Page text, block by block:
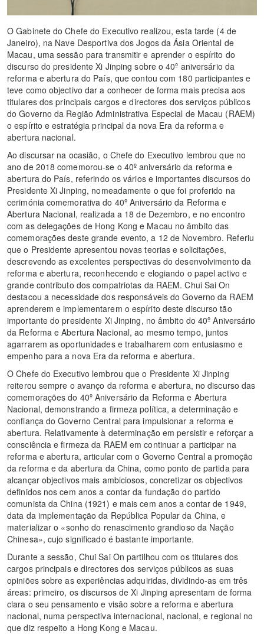
O Gabinete do Chefe do Executivo realizou, esta tarde (4 de
Janeiro), na Nave Desportiva dos Jogos da Ásia Oriental de
Macau, uma sessão para transmitir e aprender o espírito do
discurso do presidente Xi Jinping sobre o 40º aniversário da
reforma e abertura do País, que contou com 180 participantes e
teve como objectivo dar a conhecer de forma mais precisa aos
titulares dos principais cargos e directores dos serviços públicos
do Governo da Região Administrativa Especial de Macau (RAEM)
o espírito e estratégia principal da nova Era da reforma e
abertura nacional.
Ao discursar na ocasião, o Chefe do Executivo lembrou que no
ano de 2018 comemorou-se o 40º aniversário da reforma e
abertura do País, referindo os vários e importantes discursos do
Presidente Xi Jinping, nomeadamente o que foi proferido na
cerimónia comemorativa do 40º Aniversário da Reforma e
Abertura Nacional, realizada a 18 de Dezembro, e no encontro
com as delegações de Hong Kong e Macau no âmbito das
comemorações deste grande evento, a 12 de Novembro. Referiu
que o Presidente apresentou novas teorias e solicitações,
descrevendo as excelentes perspectivas do desenvolvimento da
reforma e abertura, reconhecendo e elogiando o papel activo e
grande contributo dos compatriotas da RAEM. Chui Sai On
destacou a necessidade dos responsáveis do Governo da RAEM
aprenderem e implementarem o espírito deste discurso tão
importante do presidente Xi Jinping, no âmbito do 40º Aniversário
da Reforma e Abertura Nacional, ao mesmo tempo, juntos
agarrarem as oportunidades e trabalharem com entusiasmo e
empenho para a nova Era da reforma e abertura.
O Chefe do Executivo lembrou que o Presidente Xi Jinping
reiterou sempre o avanço da reforma e abertura, no discurso das
comemorações do 40º Aniversário da Reforma e Abertura
Nacional, demonstrando a firmeza política, a determinação e
confiança do Governo Central para impulsionar a reforma e
abertura. Relativamente à determinação em persistir e reforçar a
consciência e firmeza da RAEM em continuar a participar na
reforma e abertura, articular com o Governo Central a promoção
da reforma e da abertura da China, como ponto de partida para
alcançar objectivos mais ambiciosos, concretizar os objectivos
definidos nos cem anos a contar da fundação do partido
comunista da China (1921) e mais cem anos a contar de 1949,
data da implementação da República Popular da China, e
materializar o «sonho do renascimento grandioso da Nação
Chinesa», cujo significado é bastante importante.
Durante a sessão, Chui Sai On partilhou com os titulares dos
cargos principais e directores dos serviços públicos as suas
opiniões sobre as experiências adquiridas, dividindo-as em três
áreas: primeiro, os discursos de Xi Jinping apresentam de forma
clara o seu pensamento e visão sobre a reforma e abertura
nacional, numa perspectiva internacional, nacional, e regional no
que diz respeito a Hong Kong e Macau.